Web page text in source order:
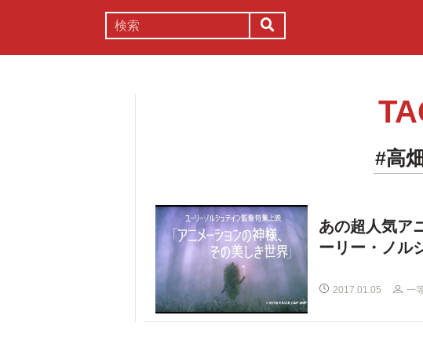
#高
あの超人気ア
ーリー・ノル
2017.01.05 一